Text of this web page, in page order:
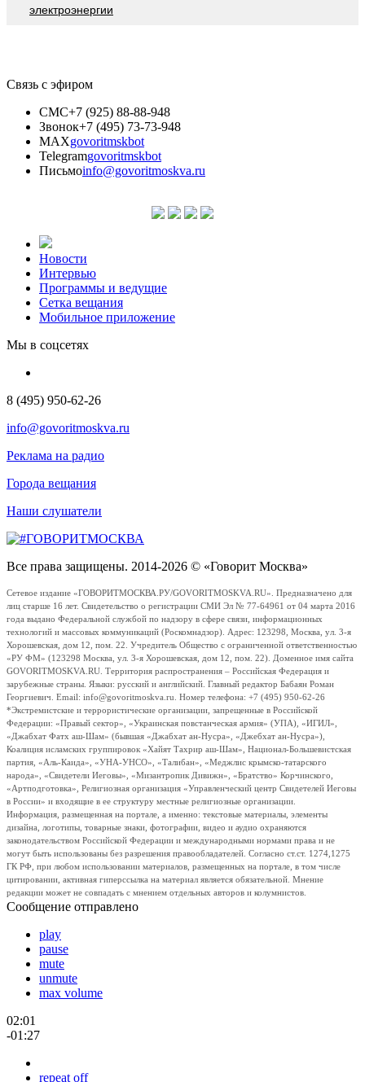
электроэнергии
Связь с эфиром
СМС+7 (925) 88-88-948
Звонок+7 (495) 73-73-948
MAXgovoritmskbot
Telegramgovoritmskbot
Письмоinfo@govoritmoskva.ru
Новости
Интервью
Программы и ведущие
Сетка вещания
Мобильное приложение
Мы в соцсетях
8 (495) 950-62-26
info@govoritmoskva.ru
Реклама на радио
Города вещания
Наши слушатели
Все права защищены. 2014-2026 © «Говорит Москва»
Сетевое издание «ГОВОРИТМОСКВА.РУ/GOVORITMOSKVA.RU». Предназначено для
лиц старше 16 лет. Свидетельство о регистрации СМИ Эл № 77-64961 от 04 марта 2016
года выдано Федеральной службой по надзору в сфере связи, информационных
технологий и массовых коммуникаций (Роскомнадзор). Адрес: 123298, Москва, ул. 3-я
Хорошевская, дом 12, пом. 22. Учредитель Общество с ограниченной ответственностью
«РУ ФМ» (123298 Москва, ул. 3-я Хорошевская, дом 12, пом. 22). Доменное имя сайта
GOVORITMOSKVA.RU. Территория распространения – Российская Федерация и
зарубежные страны. Языки: русский и английский. Главный редактор Бабаян Роман
Георгиевич. Email: info@govoritmoskva.ru. Номер телефона: +7 (495) 950-62-26
*Экстремистские и террористические организации, запрещенные в Российской
Федерации: «Правый сектор», «Украинская повстанческая армия» (УПА), «ИГИЛ»,
«Джабхат Фатх аш-Шам» (бывшая «Джабхат ан-Нусра», «Джебхат ан-Нусра»),
Коалиция исламских группировок «Хайят Тахрир аш-Шам», Национал-Большевистская
партия, «Аль-Каида», «УНА-УНСО», «Талибан», «Меджлис крымско-татарского
народа», «Свидетели Иеговы», «Мизантропик Дивижн», «Братство» Корчинского,
«Артподготовка», Религиозная организация «Управленческий центр Свидетелей Иеговы
в России» и входящие в ее структуру местные религиозные организации.
Информация, размещенная на портале, а именно: текстовые материалы, элементы
дизайна, логотипы, товарные знаки, фотографии, видео и аудио охраняются
законодательством Российской Федерации и международными нормами права и не
могут быть использованы без разрешения правообладателей. Согласно ст.ст. 1274,1275
ГК РФ, при любом использовании материалов, размещенных на портале, в том числе
цитировании, активная гиперссылка на материал является обязательной. Мнение
редакции может не совпадать с мнением отдельных авторов и колумнистов.
Сообщение отправлено
play
pause
mute
unmute
max volume
02:01
-01:27
repeat off